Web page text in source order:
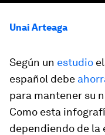
Unai Arteaga
Según un estudio
español debe
para mantener su
Como esta
dependiendo de la